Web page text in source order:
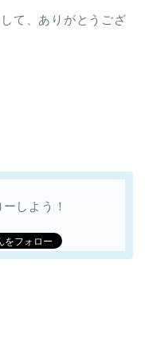
て、ありがとうござ
しよう！